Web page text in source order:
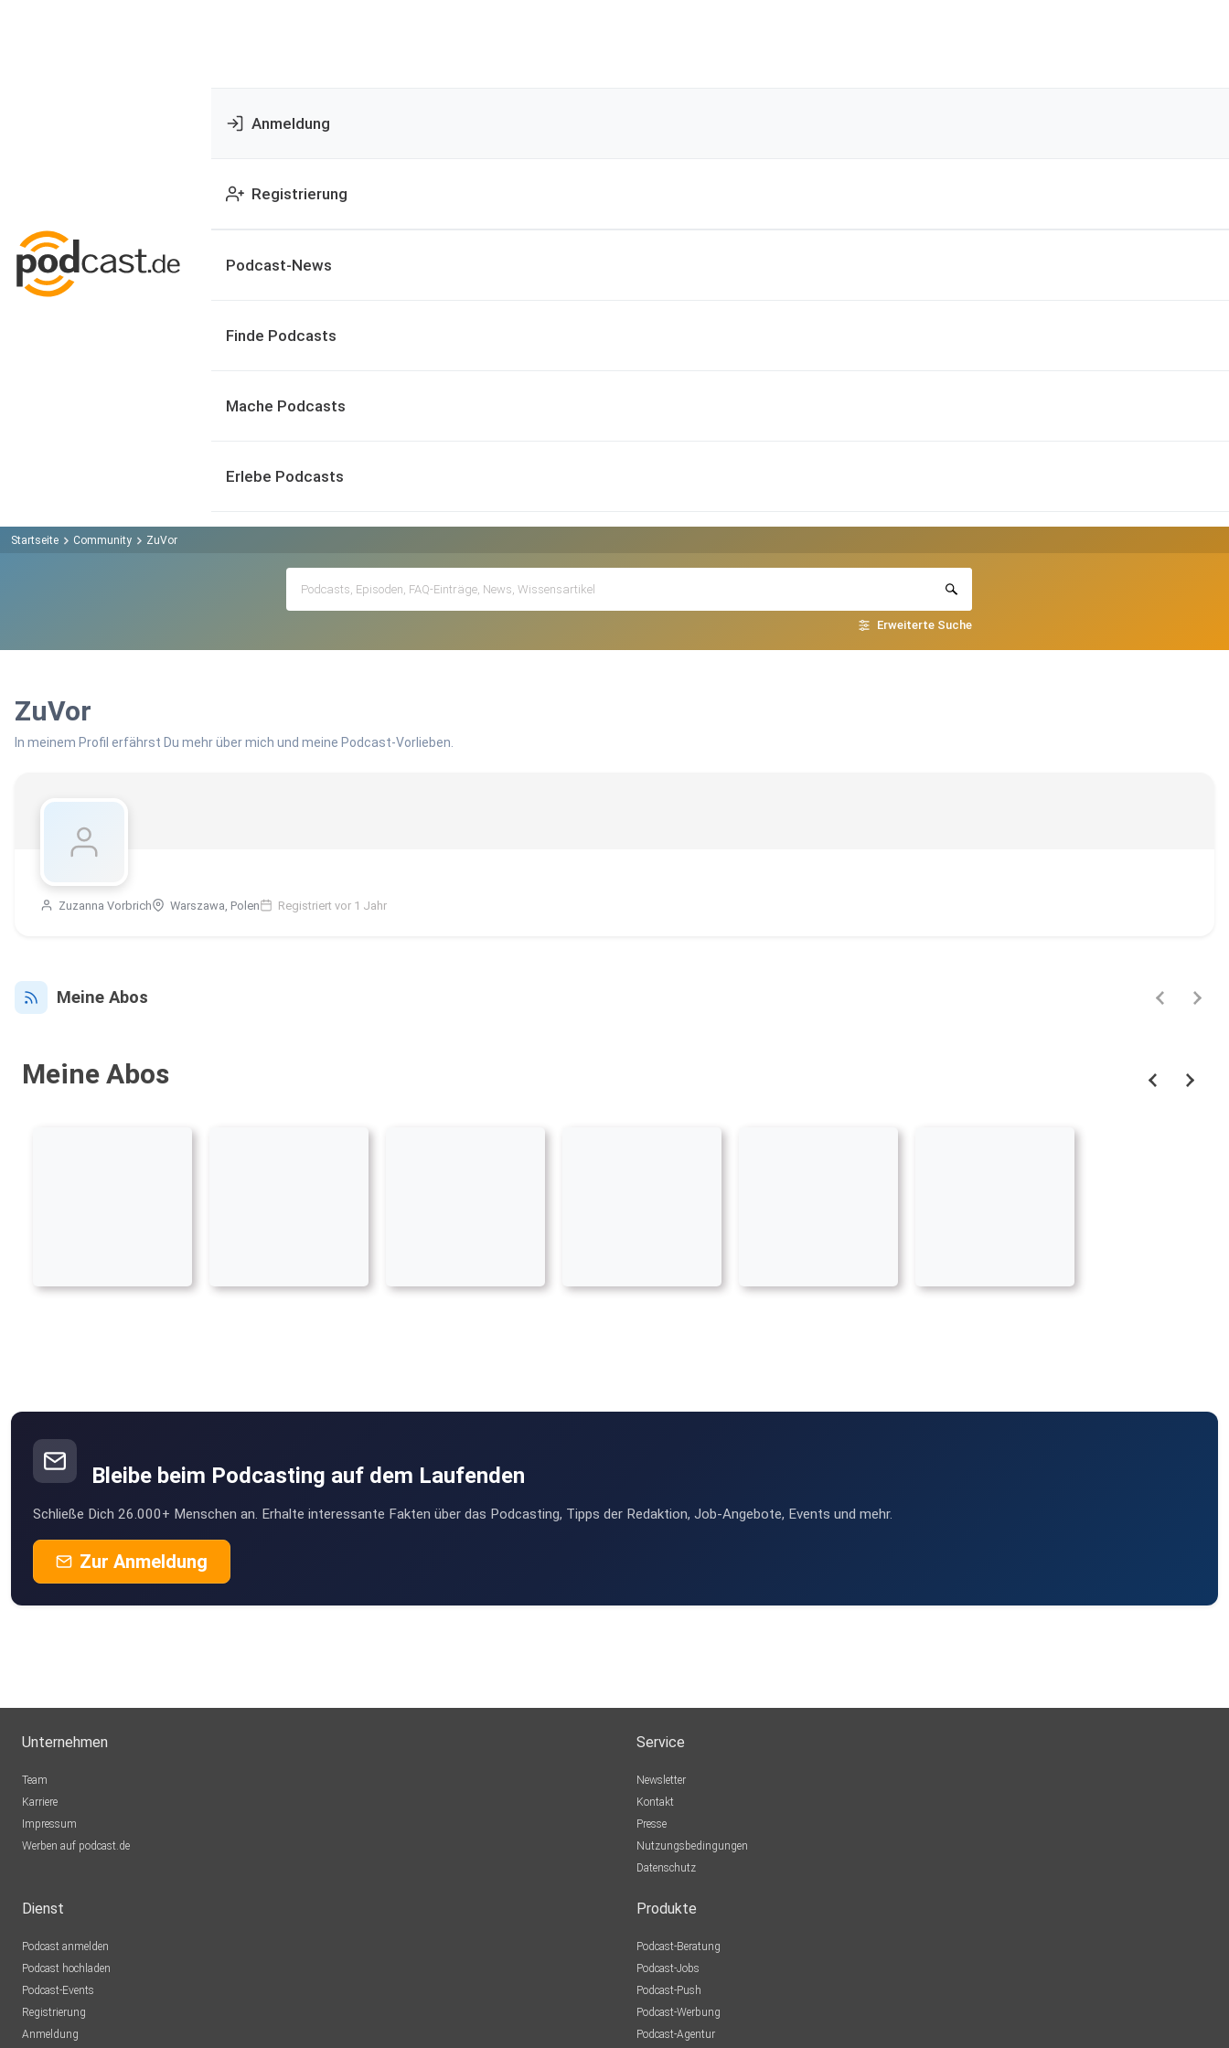
Anmeldung
Registrierung
Podcast-News
Finde Podcasts
Mache Podcasts
Erlebe Podcasts
Startseite Community ZuVor
Erweiterte Suche
ZuVor
In meinem Profil erfährst Du mehr über mich und meine Podcast-Vorlieben.
Zuzanna Vorbrich Warszawa, Polen Registriert vor 1 Jahr
Meine Abos
Meine Abos
Bleibe beim Podcasting auf dem Laufenden
Schließe Dich 26.000+ Menschen an. Erhalte interessante Fakten über das Podcasting, Tipps der Redaktion, Job-Angebote, Events und mehr.
Zur Anmeldung
Unternehmen
Team
Karriere
Impressum
Werben auf podcast.de
Service
Newsletter
Kontakt
Presse
Nutzungsbedingungen
Datenschutz
Dienst
Podcast anmelden
Podcast hochladen
Podcast-Events
Registrierung
Anmeldung
Produkte
Podcast-Beratung
Podcast-Jobs
Podcast-Push
Podcast-Werbung
Podcast-Agentur